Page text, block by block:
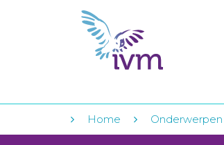
Home